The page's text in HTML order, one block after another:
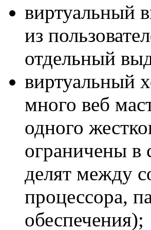
виртуальный
из
отдельный
виртуальный
много веб
одного
ограничены в
делят между
процессора,
обеспечения);